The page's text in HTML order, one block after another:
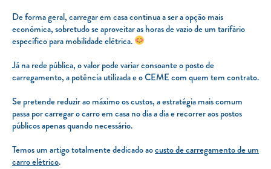
De forma geral, carregar em casa continua a ser a opção mais
económica, sobretudo se aproveitar as horas de vazio de um tarifário
específico para mobilidade elétrica.
Já na rede pública, o valor pode variar consoante o posto de
carregamento, a potência utilizada e o CEME com quem tem contrato.
Se pretende reduzir ao máximo os custos, a estratégia mais comum
passa por carregar o carro em casa no dia a dia e recorrer aos postos
públicos apenas quando necessário.
Temos um artigo totalmente dedicado aocusto de carregamento de um
carro elétrico.